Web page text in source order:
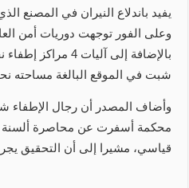
يفيد باندلاع النيران في المصنع
وعلى الفور توجهت دوريات أمن
بالإضافة إلى آليات
شبت في الموقع البالغة مساحته نحو 3000 متر
وأضاف المصدر أن رجال الإطفاء
محكمة أسفرت عن محاصرة ألسنة
قياسي، مشيرا إلى أن التحقيق